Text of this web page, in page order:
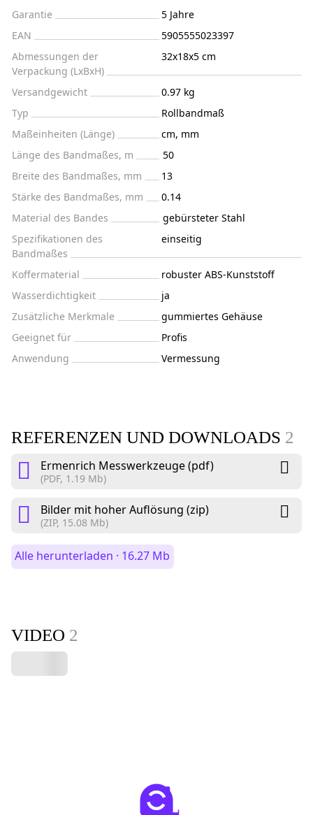
Garantie
5 Jahre
EAN
5905555023397
Abmessungen der
Verpackung (LxBxH)
32x18x5 cm
Versandgewicht
0.97 kg
Typ
Rollbandmaß
Maßeinheiten (Länge)
cm, mm
Länge des Bandmaßes, m
50
Breite des Bandmaßes, mm
13
Stärke des Bandmaßes, mm
0.14
Material des Bandes
gebürsteter Stahl
Spezifikationen des
Bandmaßes
einseitig
Koffermaterial
robuster ABS-Kunststoff
Wasserdichtigkeit
ja
Zusätzliche Merkmale
gummiertes Gehäuse
Geeignet für
Profis
Anwendung
Vermessung
REFERENZEN UND DOWNLOADS 2
Ermenrich Messwerkzeuge (pdf)
(PDF, 1.19 Mb)
Bilder mit hoher Auflösung (zip)
(ZIP, 15.08 Mb)
Alle herunterladen · 16.27 Mb
VIDEO 2